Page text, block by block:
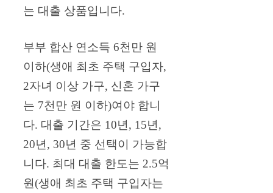
는 대출 상품입니다.
부부 합산 연소득 6천만 원
이하(생애 최초 주택 구입자,
2자녀 이상 가구, 신혼 가구
는 7천만 원 이하)여야 합니
다. 대출 기간은 10년, 15년,
20년, 30년 중 선택이 가능합
니다. 최대 대출 한도는 2.5억
원(생애 최초 주택 구입자는